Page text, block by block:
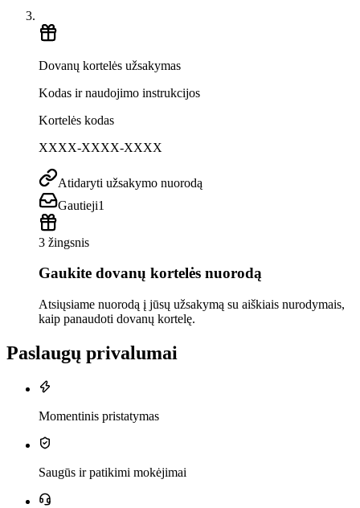
Dovanų kortelės užsakymas
Kodas ir naudojimo instrukcijos
Kortelės kodas
XXXX-XXXX-XXXX
Atidaryti užsakymo nuorodą
Gautieji1
3 žingsnis
Gaukite dovanų kortelės nuorodą
Atsiųsiame nuorodą į jūsų užsakymą su aiškiais nurodymais,
kaip panaudoti dovanų kortelę.
Paslaugų privalumai
Momentinis pristatymas
Saugūs ir patikimi mokėjimai